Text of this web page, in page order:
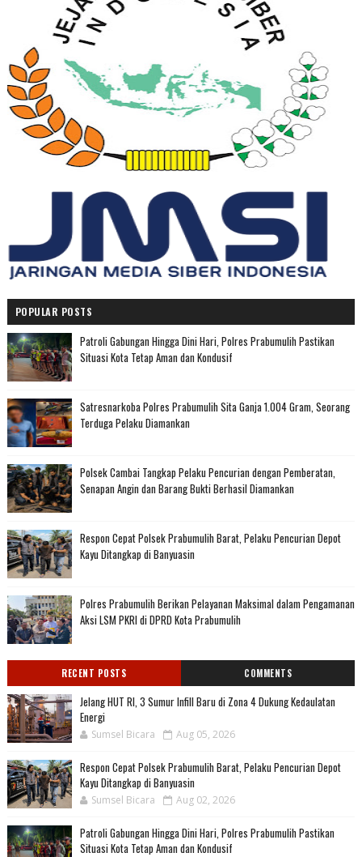
POPULAR POSTS
Patroli Gabungan Hingga Dini Hari, Polres Prabumulih Pastikan
Situasi Kota Tetap Aman dan Kondusif
Satresnarkoba Polres Prabumulih Sita Ganja 1.004 Gram, Seorang
Terduga Pelaku Diamankan
Polsek Cambai Tangkap Pelaku Pencurian dengan Pemberatan,
Senapan Angin dan Barang Bukti Berhasil Diamankan
Respon Cepat Polsek Prabumulih Barat, Pelaku Pencurian Depot
Kayu Ditangkap di Banyuasin
Polres Prabumulih Berikan Pelayanan Maksimal dalam Pengamanan
Aksi LSM PKRI di DPRD Kota Prabumulih
RECENT POSTS COMMENTS
Jelang HUT RI, 3 Sumur Infill Baru di Zona 4 Dukung Kedaulatan
Energi
Sumsel Bicara Aug 05, 2026
Respon Cepat Polsek Prabumulih Barat, Pelaku Pencurian Depot
Kayu Ditangkap di Banyuasin
Sumsel Bicara Aug 02, 2026
Patroli Gabungan Hingga Dini Hari, Polres Prabumulih Pastikan
Situasi Kota Tetap Aman dan Kondusif